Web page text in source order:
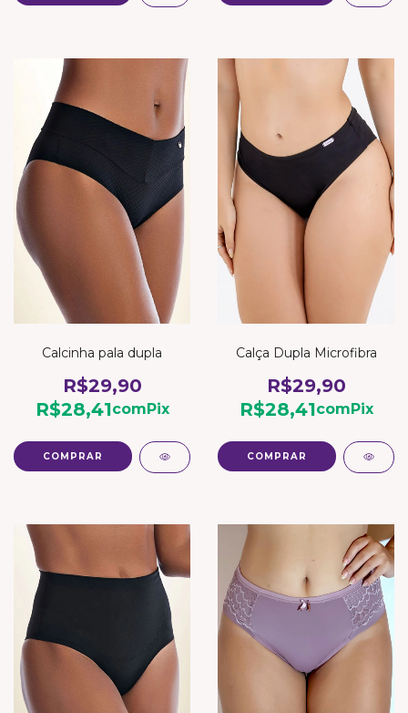
Calcinha pala dupla
R$29,90
R$28,41comPix
COMPRAR
Calça Dupla Microfibra
R$29,90
R$28,41comPix
COMPRAR